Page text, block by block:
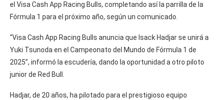
el Visa Cash App Racing Bulls, completando así la parrilla de la
Fórmula 1 para el próximo año, según un comunicado.
“Visa Cash App Racing Bulls anuncia que Isack Hadjar se unirá a
Yuki Tsunoda en el Campeonato del Mundo de Fórmula 1 de
2025”, informó la escudería, dando la oportunidad a otro piloto
junior de Red Bull.
Hadjar, de 20 años, ha pilotado para el prestigioso equipo